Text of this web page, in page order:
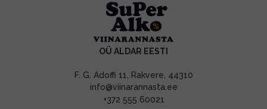
OÜ ALDAR EESTI
F. G. Adoffi 11, Rakvere, 44310
info@viinarannasta.ee
+372 555 60021